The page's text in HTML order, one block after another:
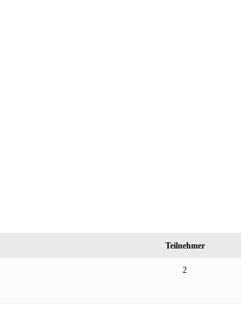
Teilnehmer
2